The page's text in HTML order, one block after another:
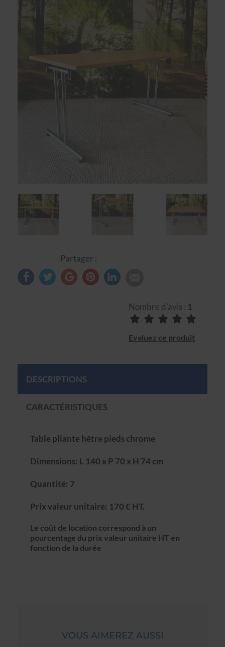
Partager :
Nombre d'avis : 1
Evaluez ce produit
DESCRIPTIONS
CARACTÉRISTIQUES
Table pliante hêtre pieds chrome
Dimensions: L 140 x P 70 x H 74 cm
Quantité: 7
Prix valeur unitaire: 170 € HT.
Le coût de location correspond à un
pourcentage du prix valeur unitaire HT en
fonction de la durée
VOUS AIMEREZ AUSSI